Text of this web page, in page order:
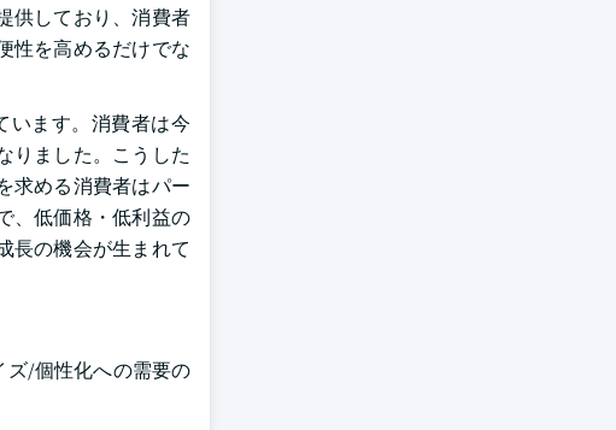
供しており、消費者
性を高めるだけでな
います。消費者は今
りました。こうした
求める消費者はパー
、低価格・低利益の
長の機会が生まれて
ズ/個性化への需要の